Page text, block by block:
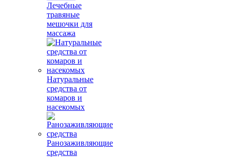
Лечебные
травяные
мешочки для
массажа
Натуральные
средства от
комаров и
насекомых
Ранозаживляющие
средства